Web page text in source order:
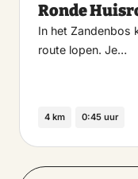
Ronde
In het Zandenbos
route lopen. Je…
4 km 0:45 uur